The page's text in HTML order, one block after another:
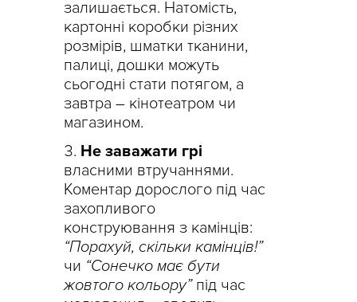
залишається. Натомість,
картонні коробки різних
розмірів, шматки тканини,
палиці, дошки можуть
сьогодні стати потягом, а
завтра – кінотеатром чи
магазином.
Не заважати грі
власними втручаннями.
Коментар дорослого під час
захопливого
конструювання з камінців:
“Порахуй, скільки камінців!”
чи “Сонечко має бути
жовтого кольору”під час